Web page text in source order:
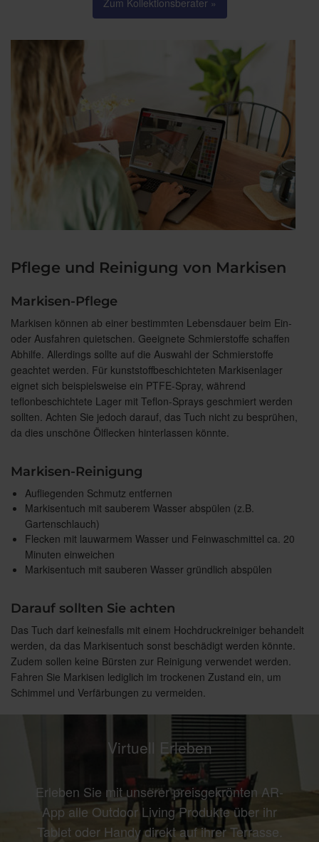
Pflege und Reinigung von Markisen
Markisen-Pflege
Markisen können ab einer bestimmten Lebensdauer beim Ein-
oder Ausfahren quietschen. Geeignete Schmierstoffe schaffen
Abhilfe. Allerdings sollte auf die Auswahl der Schmierstoffe
geachtet werden. Für kunststoffbeschichteten Markisenlager
eignet sich beispielsweise ein PTFE-Spray, während
teflonbeschichtete Lager mit Teflon-Sprays geschmiert werden
sollten. Achten Sie jedoch darauf, das Tuch nicht zu besprühen,
da dies unschöne Ölflecken hinterlassen könnte.
Markisen-Reinigung
Aufliegenden Schmutz entfernen
Markisentuch mit sauberem Wasser abspülen (z.B.
Gartenschlauch)
Flecken mit lauwarmem Wasser und Feinwaschmittel ca. 20
Minuten einweichen
Markisentuch mit sauberen Wasser gründlich abspülen
Darauf sollten Sie achten
Das Tuch darf keinesfalls mit einem Hochdruckreiniger behandelt
werden, da das Markisentuch sonst beschädigt werden könnte.
Zudem sollen keine Bürsten zur Reinigung verwendet werden.
Fahren Sie Markisen lediglich im trockenen Zustand ein, um
Schimmel und Verfärbungen zu vermeiden.
Virtuell Erleben
Erleben Sie mit unserer preisgekrönten AR-
App alle Outdoor Living Produkte über ihr
Tablet oder Handy direkt auf ihrer Terrasse.